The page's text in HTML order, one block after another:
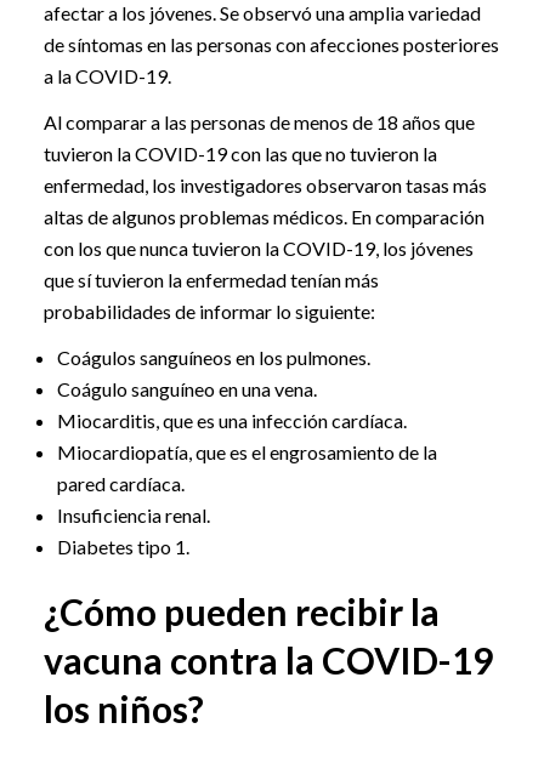
afectar a los jóvenes. Se observó una amplia variedad
de síntomas en las personas con afecciones posteriores
a la COVID-19.
Al comparar a las personas de menos de 18 años que
tuvieron la COVID-19 con las que no tuvieron la
enfermedad, los investigadores observaron tasas más
altas de algunos problemas médicos. En comparación
con los que nunca tuvieron la COVID-19, los jóvenes
que sí tuvieron la enfermedad tenían más
probabilidades de informar lo siguiente:
Coágulos sanguíneos en los pulmones.
Coágulo sanguíneo en una vena.
Miocarditis, que es una infección cardíaca.
Miocardiopatía, que es el engrosamiento de la
pared cardíaca.
Insuficiencia renal.
Diabetes tipo 1.
¿Cómo pueden recibir la
vacuna contra la COVID-19
los niños?